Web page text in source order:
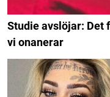
Studie avslöjar: Det
vi onanerar